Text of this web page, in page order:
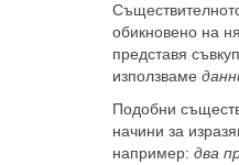
обикновено на
представя
използваме
Подобни
начини за
например: два